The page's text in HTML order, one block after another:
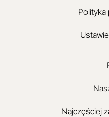
Polityka
Najczęściej